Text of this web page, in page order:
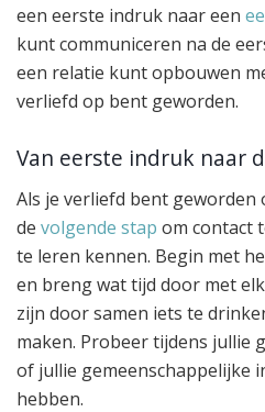
een eerste indruk naar een
kunt communiceren na de
een relatie kunt opbouwen
verliefd op bent geworden.
Van eerste indruk naar
Als je verliefd bent geworden
de volgende stap om contact
te leren kennen. Begin met
en breng wat tijd door met
zijn door samen iets te
maken. Probeer tijdens jullie
of jullie gemeenschappelijke
hebben.